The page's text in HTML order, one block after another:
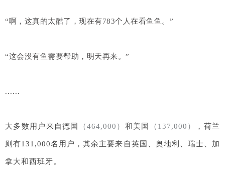
“啊，这真的太酷了，现在有783个人在看鱼鱼。”
“这会没有鱼需要帮助，明天再来。”
......
大多数用户来自德国 （464,000） 和美国 （137,000） ，荷兰
则有131,000名用户，其余主要来自英国、奥地利、瑞士、加
拿大和西班牙。